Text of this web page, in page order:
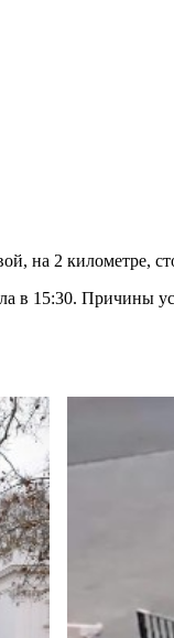
на 2 километре,
в 15:30. Причины